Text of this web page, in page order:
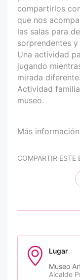
compartirlos
que nos
las salas para
sorprendentes
Una actividad
jugando
mirada diferente.
Actividad
museo.
Más
COMPARTIR ESTE
Lugar
Museo
Alcalde